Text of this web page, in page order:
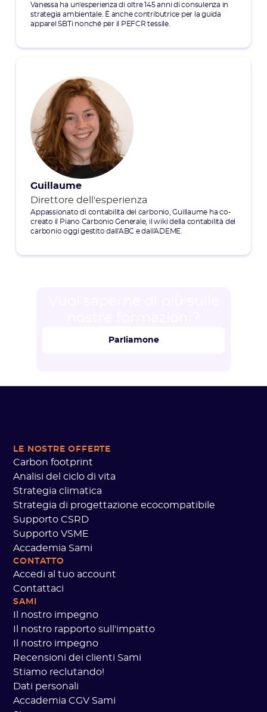
Vanessa ha un'esperienza di oltre 145 anni di consulenza in
strategia ambientale. È anche contributrice per la guida
apparel SBTi nonché per il PEFCR tessile.
Guillaume
Direttore dell'esperienza
Appassionato di contabilità del carbonio, Guillaume ha co-
creato il Piano Carbonio Generale, il wiki della contabilità del
carbonio oggi gestito dall'ABC e dall'ADEME.
Parliamone
LE NOSTRE OFFERTE
Carbon footprint
Analisi del ciclo di vita
Strategia climatica
Strategia di progettazione ecocompatibile
Supporto CSRD
Supporto VSME
Accademia Sami
CONTATTO
Accedi al tuo account
Contattaci
SAMI
Il nostro impegno
Il nostro rapporto sull'impatto
Il nostro impegno
Recensioni dei clienti Sami
Stiamo reclutando!
Dati personali
Accademia CGV Sami